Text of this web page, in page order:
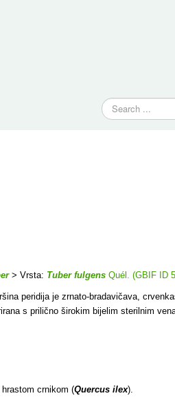
Traži
> Vrsta: Tuber fulgens Quél. (GBIF ID
peridija je zrnato-bradavičava,
s prilično širokim bijelim sterilnim
crnikom (Quercus ilex).